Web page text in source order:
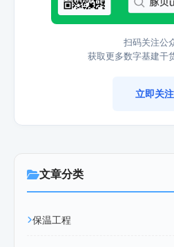
扫码关注公
获取更多数字基建干
立即关注
文章分类
保温工程